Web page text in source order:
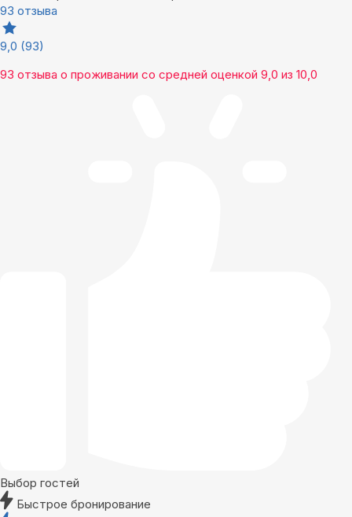
93 отзыва
9,0 (93)
93 отзыва о проживании со средней оценкой 9,0 из 10,0
Выбор гостей
Быстрое бронирование